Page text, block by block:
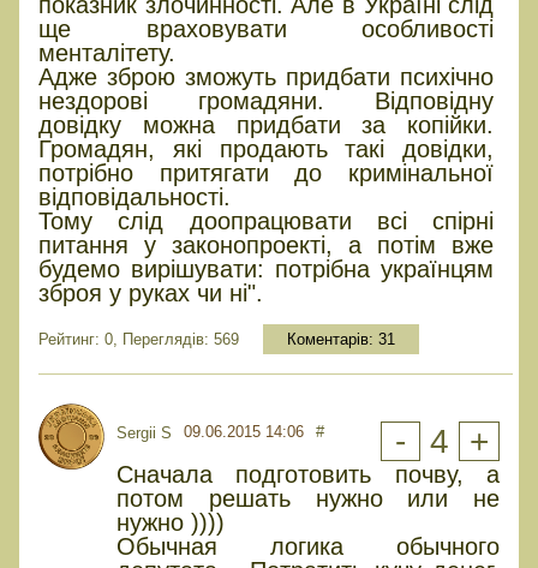
показник злочинності. Але в Україні слід
ще враховувати особливості
менталітету.
Адже зброю зможуть придбати психічно
нездорові громадяни. Відповідну
довідку можна придбати за копійки.
Громадян, які продають такі довідки,
потрібно притягати до кримінальної
відповідальності.
Тому слід доопрацювати всі спірні
питання у законопроекті, а потім вже
будемо вирішувати: потрібна українцям
зброя у руках чи ні".
Рейтинг: 0, Переглядів: 569 Коментарів: 31
Sergii S 09.06.2015 14:06 # - 4 +
Сначала подготовить почву, а
потом решать нужно или не
нужно ))))
Обычная логика обычного